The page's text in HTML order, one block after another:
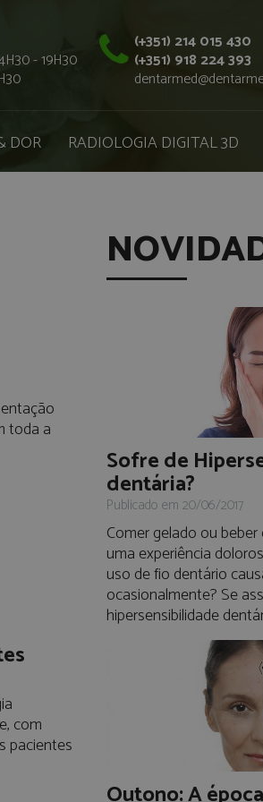
- 19H30
(+351) 214 015 430
(+351) 918 224 393
DOR RADIOLOGIA DIGITAL 3D
toda a
com
pacientes
Sofre de
dentária?
Publicado em 20/06/2017
Comer gelado ou
uma experiência
uso de fio dentário
ocasionalmente? Se
hipersensibilidade